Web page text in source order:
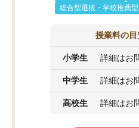
総合型選抜・学校推薦
授業料の目
小学生 詳細はお
中学生 詳細はお
高校生 詳細はお